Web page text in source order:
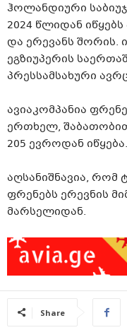
ჰოლანდიური
2024 წლიდან
და ერევანს შორის.
ეგზიუპერის
პრესსამსახური
ავიაკომპანია
ერთხელ,
205 ევროდან იწყება.
აღსანიშნავია, რომ
ფრენებს ერევნის
მარსელიდან.
Share